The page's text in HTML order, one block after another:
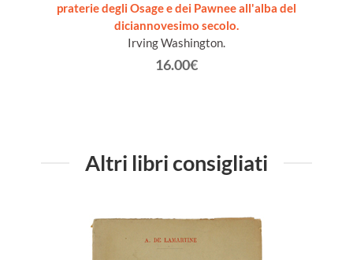
praterie degli Osage e dei Pawnee all'alba del
diciannovesimo secolo.
Irving Washington.
16.00€
Altri libri consigliati